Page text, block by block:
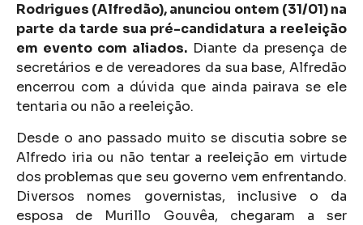
Rodrigues (Alfredão), anunciou ontem (31/01) na
parte da tarde sua pré-candidatura a reeleição
em evento com aliados. Diante da presença de
secretários e de vereadores da sua base, Alfredão
encerrou com a dúvida que ainda pairava se ele
tentaria ou não a reeleição.
Desde o ano passado muito se discutia sobre se
Alfredo iria ou não tentar a reeleição em virtude
dos problemas que seu governo vem enfrentando.
Diversos nomes governistas, inclusive o da
esposa de Murillo Gouvêa, chegaram a ser